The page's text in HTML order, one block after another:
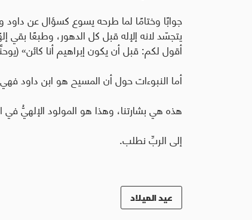
جوابًا وختامًا لما طرحه يسوع كسؤال عن
يتجسّد لانه إلإله قبل كل الدهور، وطبعًا بقي
أقول لكم: قبل أن يكون إبراهيم أنا كائن» (يوحنَّا 8:
أما النبوءات حول أن المسيح هو ابن داود
هذه هي بشارتنا، وهذا هو المولود الإلهيُّ في
إلى الربِّ نطلب.
عيد الميلاد